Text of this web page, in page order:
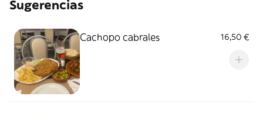
Sugerencias
Cachopo cabrales 16,50 €